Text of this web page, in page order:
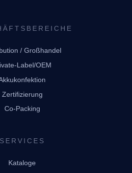
/ Großhandel
Label/OEM
Zertifizierung
Co-Packing
SERVICES
Kataloge